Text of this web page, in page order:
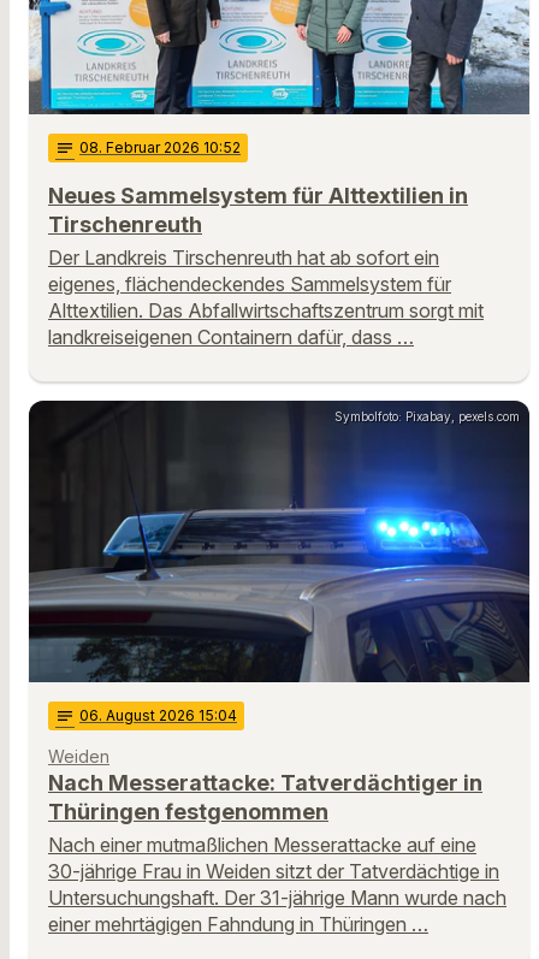
notes 08. Februar 2026 10:52
Neues Sammelsystem für Alttextilien in
Tirschenreuth
Der Landkreis Tirschenreuth hat ab sofort ein
eigenes, flächendeckendes Sammelsystem für
Alttextilien. Das Abfallwirtschaftszentrum sorgt mit
landkreiseigenen Containern dafür, dass …
Symbolfoto: Pixabay, pexels.com
notes 06. August 2026 15:04
Weiden
Nach Messerattacke: Tatverdächtiger in
Thüringen festgenommen
Nach einer mutmaßlichen Messerattacke auf eine
30-jährige Frau in Weiden sitzt der Tatverdächtige in
Untersuchungshaft. Der 31-jährige Mann wurde nach
einer mehrtägigen Fahndung in Thüringen …